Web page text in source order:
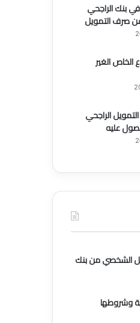
في بنك الراجحي
صرف التمويل
الخاص الغير
الراجحي
عليه
الشخصي من بنك
وشروطها